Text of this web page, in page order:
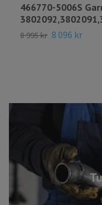
466770-5006S
8 995 kr 8 096 kr